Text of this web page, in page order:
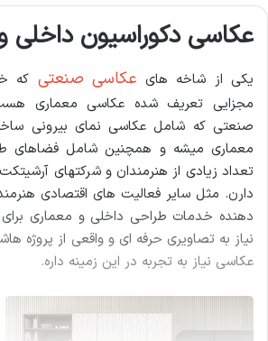
عکاسی دکوراسیون داخلی
یکی از شاخه هایعکاسی صنعتی که
مجزایی تعریف شده عکاسی معماری
صنعتی که شامل عکاسی نمای بیرونی
معماری میشه و همچنین شامل فضاهای
تعداد زیادی از هنرمندان و شرکتهای
دارن. مثل سایر فعالیت های اقتصادی
دهنده خدمات طراحی داخلی و معماری
نیاز به تصاویری حرفه ای و واقعی از پروژه
عکاسی نیاز به تجربه در این زمینه داره.